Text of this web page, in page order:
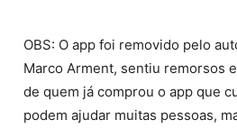
OBS: O app foi removido pelo
Marco Arment, sentiu remorsos
de quem já comprou o app que
podem ajudar muitas pessoas,